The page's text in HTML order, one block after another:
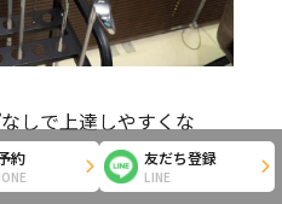
約 友だち登録
LINE
しで上達しやすくな
以下の4つです。